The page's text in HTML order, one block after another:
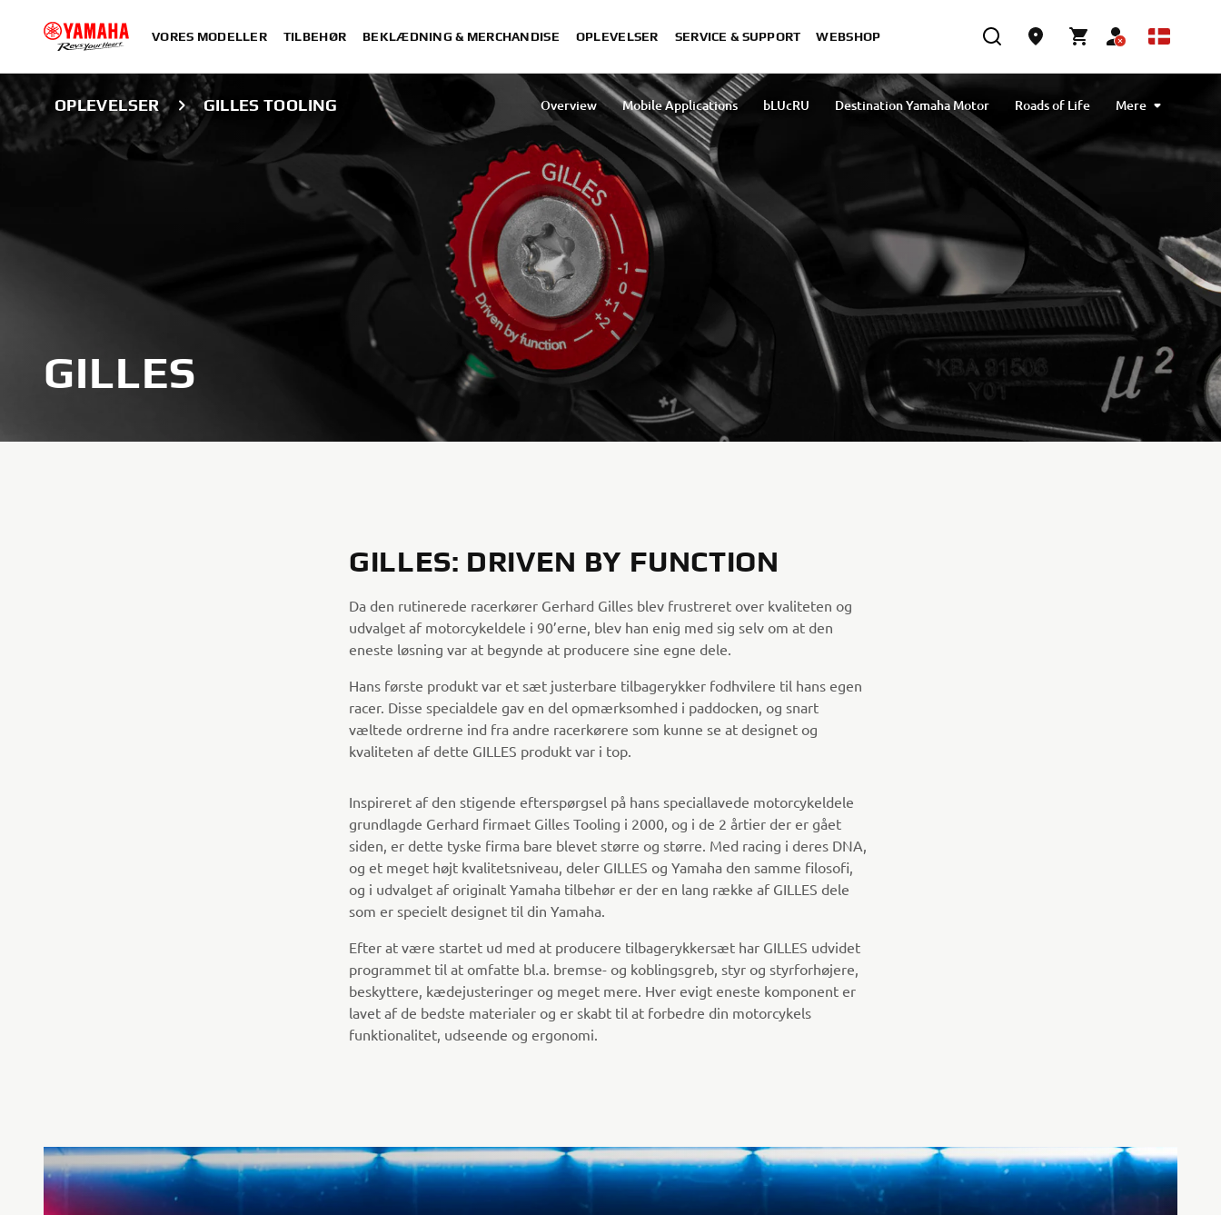
VORES MODELLER TILBEHØR BEKLÆDNING & MERCHANDISE OPLEVELSER SERVICE & SUPPORT WEBSHOP
OPLEVELSER GILLES TOOLING Overview Mobile Applications bLUcRU Destination Yamaha Motor
Roads of Life
To the Next Horizon
Ténéré Spirit Travel Trophy
Yamaha Motor Desert Raid
Mere
GILLES
GILLES: DRIVEN BY FUNCTION
Da den rutinerede racerkører Gerhard Gilles blev frustreret over kvaliteten og
udvalget af motorcykeldele i 90’erne, blev han enig med sig selv om at den
eneste løsning var at begynde at producere sine egne dele.
Hans første produkt var et sæt justerbare tilbagerykker fodhvilere til hans egen
racer. Disse specialdele gav en del opmærksomhed i paddocken, og snart
væltede ordrerne ind fra andre racerkørere som kunne se at designet og
kvaliteten af dette GILLES produkt var i top.
Inspireret af den stigende efterspørgsel på hans speciallavede motorcykeldele
grundlagde Gerhard firmaet Gilles Tooling i 2000, og i de 2 årtier der er gået
siden, er dette tyske firma bare blevet større og større. Med racing i deres DNA,
og et meget højt kvalitetsniveau, deler GILLES og Yamaha den samme filosofi,
og i udvalget af originalt Yamaha tilbehør er der en lang række af GILLES dele
som er specielt designet til din Yamaha.
Efter at være startet ud med at producere tilbagerykkersæt har GILLES udvidet
programmet til at omfatte bl.a. bremse- og koblingsgreb, styr og styrforhøjere,
beskyttere, kædejusteringer og meget mere. Hver evigt eneste komponent er
lavet af de bedste materialer og er skabt til at forbedre din motorcykels
funktionalitet, udseende og ergonomi.